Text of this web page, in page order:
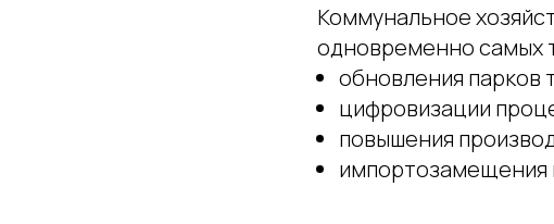
Коммунальное
одновременно самых
обновления парков
цифровизации
повышения
импортозамещения